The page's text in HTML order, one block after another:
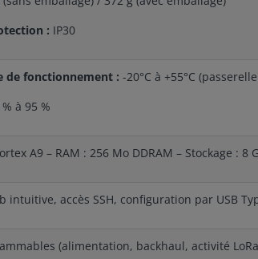
: IP30
de fonctionnement : -20°C à +55°C
% à 95 %
A9 – RAM : 256 Mo DDRAM – Stockage : 8
intuitive, accès SSH, configuration par USB
(alimentation, backhaul, activité